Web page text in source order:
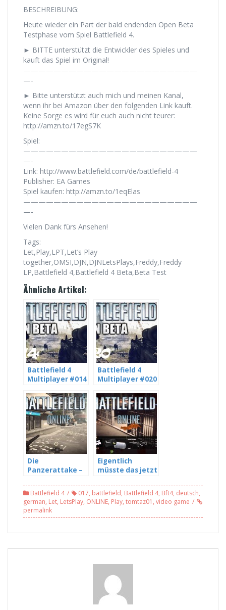
BESCHREIBUNG:
Heute wieder ein Part der bald endenden Open Beta
Testphase vom Spiel Battlefield 4.
► BITTE unterstützt die Entwickler des Spieles und
kauft das Spiel im Original!
———————————————————————
—-
► Bitte unterstützt auch mich und meinen Kanal,
wenn ihr bei Amazon über den folgenden Link kauft.
Keine Sorge es wird für euch auch nicht teurer:
http://amzn.to/17egS7K
Spiel:
———————————————————————
—-
Link: http://www.battlefield.com/de/battlefield-4
Publisher: EA Games
Spiel kaufen: http://amzn.to/1eqElas
———————————————————————
—-
Vielen Dank fürs Ansehen!
Tags:
Let,Play,LPT,Let’s Play
together,OMSI,DJN,DJNLetsPlays,Freddy,Freddy
LP,Battlefield 4,Battlefield 4 Beta,Beta Test
Ähnliche Artikel:
Battlefield 4
Multiplayer #014
Trottel – mit
Freddy LP und
DJNLetsPlays
Battlefield 4
Multiplayer #020
immer ab… – mit
Freddy LP und
DJNLetsPlays
Die
Panzerattake –
#038
Eigentlich
müsste das jetzt
Battlefield 4 MP
#041
Battlefield 4 017, battlefield, Battlefield 4, Bft4, deutsch,
german, Let, LetsPlay, ONLINE, Play, tomtaz01 , video game
permalink